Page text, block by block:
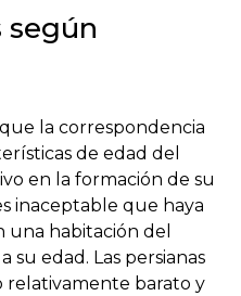
según
la correspondencia
de edad del
en la formación de su
inaceptable que haya
una habitación del
su edad. Las persianas
relativamente barato y